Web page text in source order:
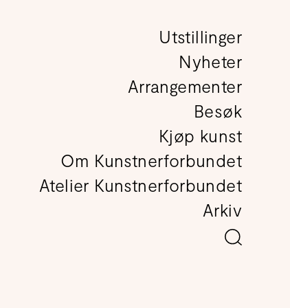
Utstillinger
Nyheter
Arrangementer
Besøk
Kjøp kunst
Om Kunstnerforbundet
Atelier Kunstnerforbundet
Arkiv